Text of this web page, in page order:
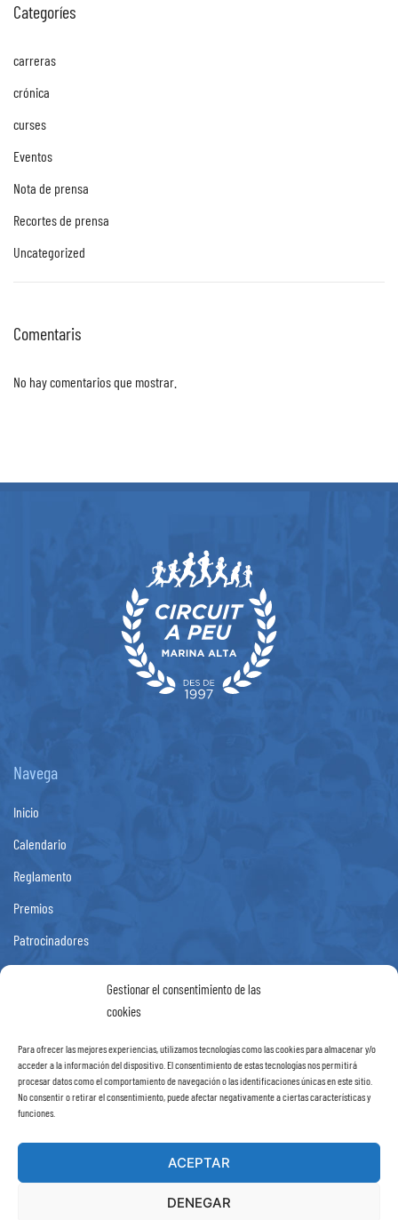
Gestionar el consentimiento de las
cookies
Para ofrecer las mejores experiencias, utilizamos tecnologías como las cookies para almacenar y/o
acceder a la información del dispositivo. El consentimiento de estas tecnologías nos permitirá
procesar datos como el comportamiento de navegación o las identificaciones únicas en este sitio.
No consentir o retirar el consentimiento, puede afectar negativamente a ciertas características y
funciones.
ACEPTAR
DENEGAR
Categoríes
carreras
crónica
curses
Eventos
Nota de prensa
Recortes de prensa
Uncategorized
Comentaris
No hay comentarios que mostrar.
Navega
Inicio
Calendario
Reglamento
Premios
Patrocinadores
Información
Política de cookies (UE)